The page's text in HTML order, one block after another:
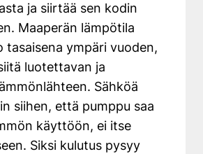
ja siirtää sen kodin
Maaperän lämpötila
tasaisena ympäri vuoden,
luotettavan ja
Sähköä
siihen, että pumppu saa
käyttöön, ei itse
Siksi kulutus pysyy